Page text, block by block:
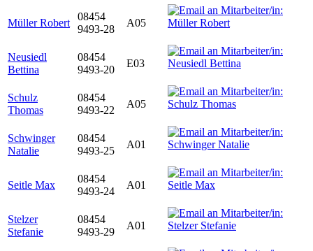
Müller Robert
08454
9493-28
A05
Neusiedl
Bettina
08454
9493-20
E03
Schulz
Thomas
08454
9493-22
A05
Schwinger
Natalie
08454
9493-25
A01
Seitle Max
08454
9493-24
A01
Stelzer
Stefanie
08454
9493-29
A01